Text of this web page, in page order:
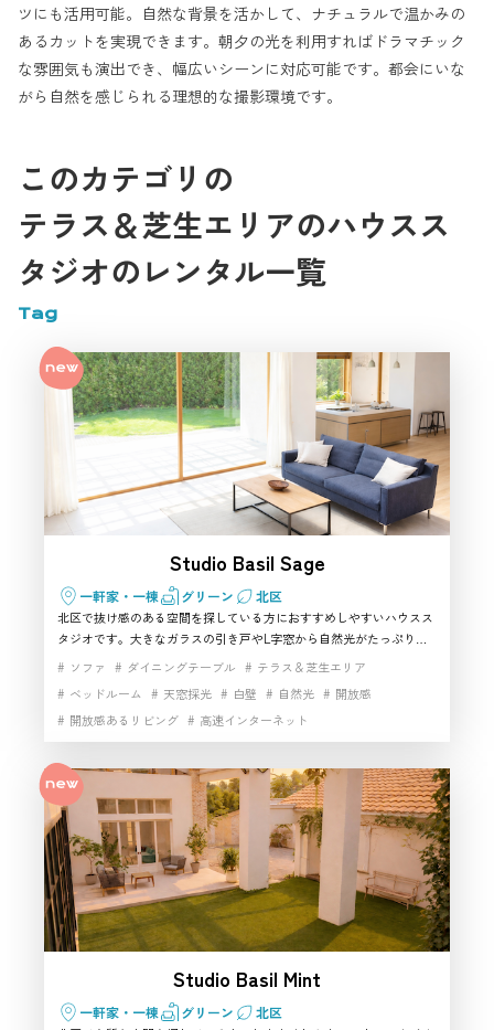
ツにも活用可能。自然な背景を活かして、ナチュラルで温かみの
あるカットを実現できます。朝夕の光を利用すればドラマチック
な雰囲気も演出でき、幅広いシーンに対応可能です。都会にいな
がら自然を感じられる理想的な撮影環境です。
このカテゴリの
テラス＆芝生エリアのハウスス
タジオのレンタル一覧
Tag
Studio Basil Sage
一軒家・一棟 グリーン 北区
北区で抜け感のある空間を探している方におすすめしやすいハウスス
タジオです。大きなガラスの引き戸やL字窓から自然光がたっぷり入
り、キッチン、ダイニング、リビング、ベッドルーム、テラスまでが
えるため、生活シーンからファッション、商品撮影、ムービーまで幅
広く対応しやすい撮影スタジオです。北区で自然光とシンプルモダン
な住宅感を備えたハウススタジオを探す際のおすすめ候補です。
ソファ ダイニングテーブル
テラス＆芝生エリア
ベッドルーム
天窓採光 白壁 自然光
開放感
開放感あるリビング
高速インターネット
Studio Basil Mint
一軒家・一棟 グリーン 北区